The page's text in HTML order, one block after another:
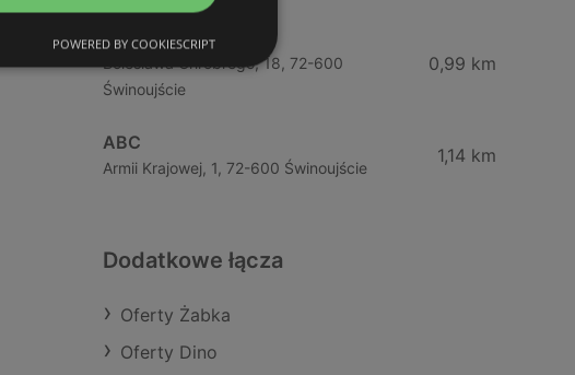
ABC
Bolesława Chrobrego, 18, 72-600
Świnoujście
0,99 km
ABC
Armii Krajowej, 1, 72-600 Świnoujście
1,14 km
Dodatkowe łącza
Oferty Żabka
Oferty Dino
POWERED BY COOKIESCRIPT